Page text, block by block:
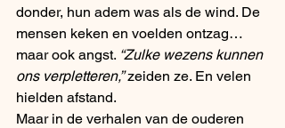
donder, hun adem was als de wind. De
mensen keken en voelden ontzag…
maar ook angst. “Zulke wezens kunnen
ons verpletteren,” zeiden ze. En velen
hielden afstand.
Maar in de verhalen van de ouderen